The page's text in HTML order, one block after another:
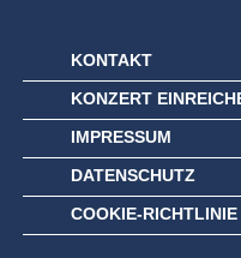
KONTAKT
KONZERT
IMPRESSUM
DATENSCHUTZ
COOKIE-RICHTLINIE